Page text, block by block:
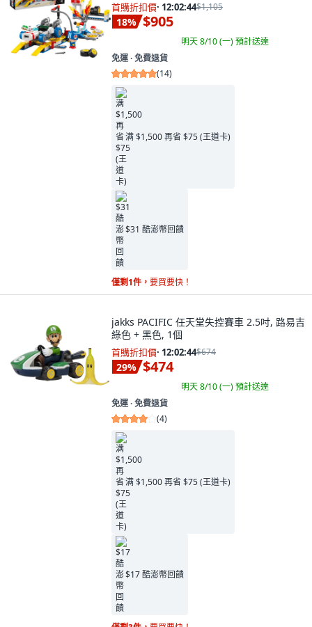
首購折扣價· 12:02:43$1,105
18% $905
明天 8/10 (一)預計送達
免運 ∙ 免費退貨
(14)
满 $1,500 再省 $75 (王道卡)
$31 酷澎幣回饋
僅剩1件， 要買要快！
jakks PACIFIC 任天堂失控賽車 2.5吋, 路易吉
綠色 + 黑色, 1個
首購折扣價· 12:02:43$674
29% $474
明天 8/10 (一)預計送達
免運 ∙ 免費退貨
(4)
满 $1,500 再省 $75 (王道卡)
$17 酷澎幣回饋